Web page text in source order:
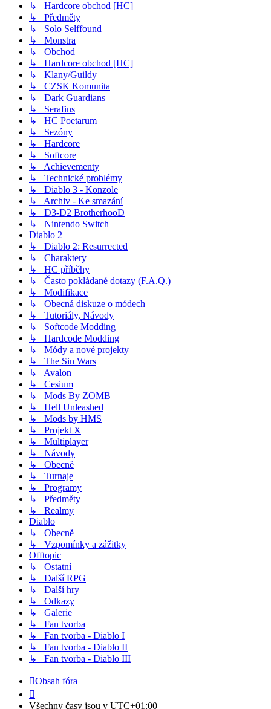
↳ Hardcore obchod [HC]
↳ Předměty
↳ Solo Selffound
↳ Monstra
↳ Obchod
↳ Hardcore obchod [HC]
↳ Klany/Guildy
↳ CZSK Komunita
↳ Dark Guardians
↳ Serafins
↳ HC Poetarum
↳ Sezóny
↳ Hardcore
↳ Softcore
↳ Achievementy
↳ Technické problémy
↳ Diablo 3 - Konzole
↳ Archiv - Ke smazání
↳ D3-D2 BrotherhooD
↳ Nintendo Switch
Diablo 2
↳ Diablo 2: Resurrected
↳ Charaktery
↳ HC příběhy
↳ Často pokládané dotazy (F.A.Q.)
↳ Modifikace
↳ Obecná diskuze o módech
↳ Tutoriály, Návody
↳ Softcode Modding
↳ Hardcode Modding
↳ Módy a nové projekty
↳ The Sin Wars
↳ Avalon
↳ Cesium
↳ Mods By ZOMB
↳ Hell Unleashed
↳ Mods by HMS
↳ Projekt X
↳ Multiplayer
↳ Návody
↳ Obecně
↳ Turnaje
↳ Programy
↳ Předměty
↳ Realmy
Diablo
↳ Obecně
↳ Vzpomínky a zážitky
Offtopic
↳ Ostatní
↳ Další RPG
↳ Další hry
↳ Odkazy
↳ Galerie
↳ Fan tvorba
↳ Fan tvorba - Diablo I
↳ Fan tvorba - Diablo II
↳ Fan tvorba - Diablo III
Obsah fóra
Všechny časy jsou v UTC+01:00